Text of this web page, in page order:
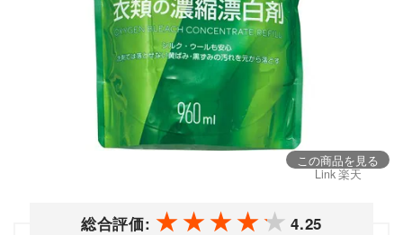
この商品を見る
Link 楽天
総合評価: 4.25